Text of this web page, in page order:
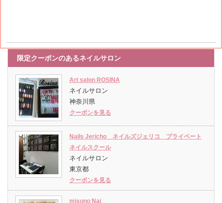
限定クーポンのあるネイルサロン
Art salon ROSINA
ネイルサロン
神奈川県
クーポンを見る
Nails Jericho ネイルズジェリコ プライベート
ネイルスクール
ネイルサロン
東京都
クーポンを見る
misono Nai